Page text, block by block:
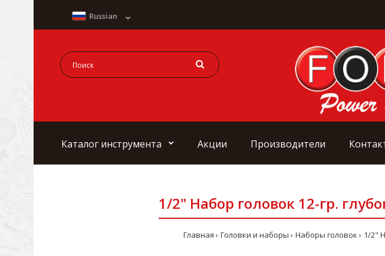
Russian
Каталог инструмента Акции Производители
1/2" Набор головок 12-гр.
Главная Головки и наборы Наборы головок 1/2"